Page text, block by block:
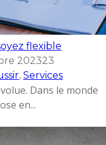
flexible
202323
, Services
Dans le monde
en...